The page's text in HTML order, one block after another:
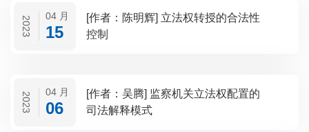
2023 04 月
15
[作者：陈明辉] 立法权转授的合法性
控制
2023 04 月
06
[作者：吴腾] 监察机关立法权配置的
司法解释模式